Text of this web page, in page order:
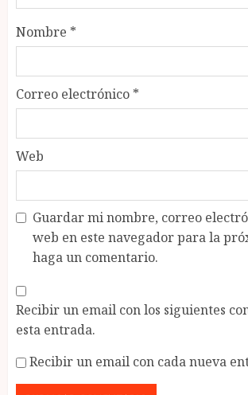
Nombre *
Correo electrónico *
Web
Guardar mi nombre, correo
web en este navegador para la
haga un comentario.
Recibir un email con los siguientes
esta entrada.
Recibir un email con cada nueva